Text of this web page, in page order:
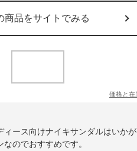
商品をサイトでみる
価格と在
ース向けナイキサンダルはいか
のでおすすめです。